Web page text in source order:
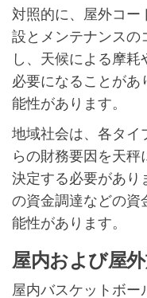
対照的に、屋外コー
設とメンテナンスの
し、天候による摩
必要になることが
能性があります。
地域社会は、各タイ
らの財務要因を天
決定する必要があり
の資金調達などの資
能性があります。
屋内および屋
屋内バスケットボ